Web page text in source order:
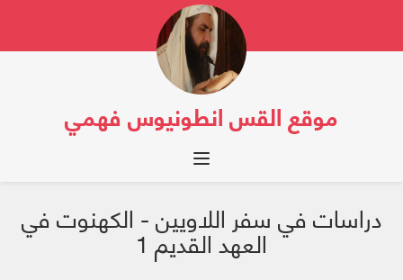
موقع القس انطونيوس فهمي
Toggle navigation
دراسات في سفر اللاويين - الكهنوت في
العهد القديم 1